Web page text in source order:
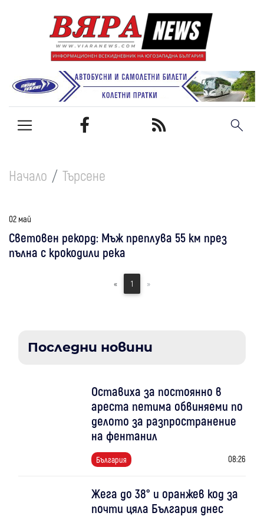
Начало Търсене
02 май
Световен рекорд: Мъж преплува 55 км през
пълна с крокодили река
« 1 »
Последни новини
Оставиха за постоянно в
ареста петима обвиняеми по
делото за разпространение
на фентанил
България 08:26
Жега до 38° и оранжев код за
почти цяла България днес